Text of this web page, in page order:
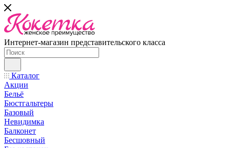
Интернет-магазин представительского класса
Каталог
Акции
Бельё
Бюстгальтеры
Базовый
Невидимка
Балконет
Бесшовный